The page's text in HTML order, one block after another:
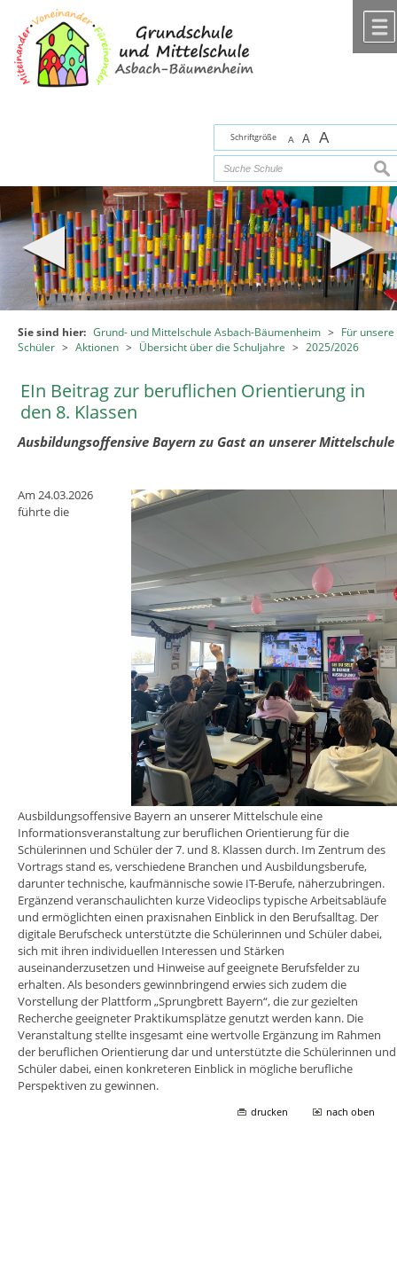
Zum Inhalt,
Schriftgröße A A A
Sie sind hier: Grund- und Mittelschule Asbach-Bäumenheim >
Für unsere
Schüler > Aktionen > Übersicht über die Schuljahre > 2025/2026
EIn Beitrag zur beruflichen Orientierung in
den 8. Klassen
Ausbildungsoffensive Bayern zu Gast an unserer Mittelschule
Am 24.03.2026
führte die
Ausbildungsoffensive Bayern an unserer Mittelschule eine
Informationsveranstaltung zur beruflichen Orientierung für die
Schülerinnen und Schüler der 7. und 8. Klassen durch. Im Zentrum des
Vortrags stand es, verschiedene Branchen und Ausbildungsberufe,
darunter technische, kaufmännische sowie IT-Berufe, näherzubringen.
Ergänzend veranschaulichten kurze Videoclips typische Arbeitsabläufe
und ermöglichten einen praxisnahen Einblick in den Berufsalltag. Der
digitale Berufscheck unterstützte die Schülerinnen und Schüler dabei,
sich mit ihren individuellen Interessen und Stärken
auseinanderzusetzen und Hinweise auf geeignete Berufsfelder zu
erhalten. Als besonders gewinnbringend erwies sich zudem die
Vorstellung der Plattform „Sprungbrett Bayern“, die zur gezielten
Recherche geeigneter Praktikumsplätze genutzt werden kann. Die
Veranstaltung stellte insgesamt eine wertvolle Ergänzung im Rahmen
der beruflichen Orientierung dar und unterstützte die Schülerinnen und
Schüler dabei, einen konkreteren Einblick in mögliche berufliche
Perspektiven zu gewinnen.
drucken nach oben